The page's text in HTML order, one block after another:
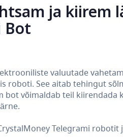
ja kiirem
Bot
valuutade
roboti. See aitab tehingut
bot võimaldab teil
Telegrami